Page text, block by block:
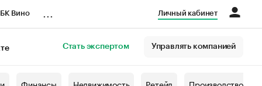
Вино Личный кабинет
Стать экспертом Управлять компанией